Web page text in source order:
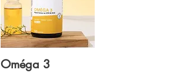
Oméga 3